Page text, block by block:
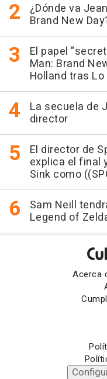
¿Dónde va
Brand New
El papel
Man: Brand
Holland tras
La secuela de
director
El director de
explica el final
Sink como
Sam Neill
Legend of
Acerca